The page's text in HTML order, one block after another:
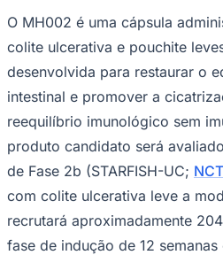
O MH002 é uma cápsula
colite ulcerativa e pouchite
desenvolvida para restaurar o
intestinal e promover a
reequilíbrio imunológico sem
produto candidato será
de Fase 2b (STARFISH-UC;
com colite ulcerativa leve a
recrutará aproximadamente
fase de indução de 12